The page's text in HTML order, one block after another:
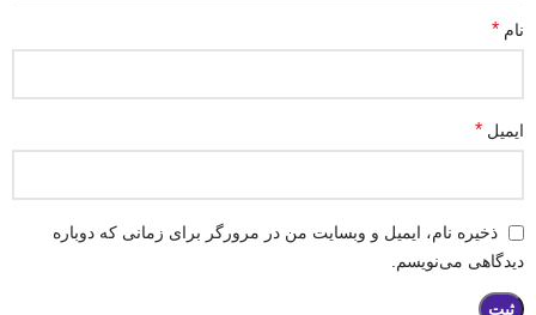
نام *
ایمیل *
ذخیره نام، ایمیل و وبسایت من در مرورگر برای زمانی که دوباره
دیدگاهی می‌نویسم.